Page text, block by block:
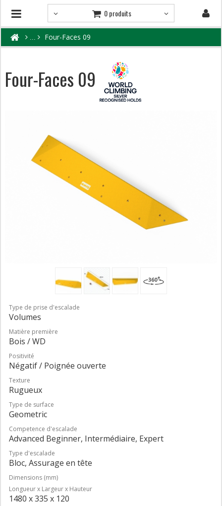
0 produits
Four-Faces 09
Four-Faces 09
Type de prise d'escalade
Volumes
Matière première
Bois / WD
Positivité
Négatif / Poignée ouverte
Texture
Rugueux
Type de surface
Geometric
Competence d'escalade
Advanced Beginner, Intermédiaire, Expert
Type d'escalade
Bloc, Assurage en tête
Dimensions (mm)
Longueur x Largeur x Hauteur
1480 x 335 x 120